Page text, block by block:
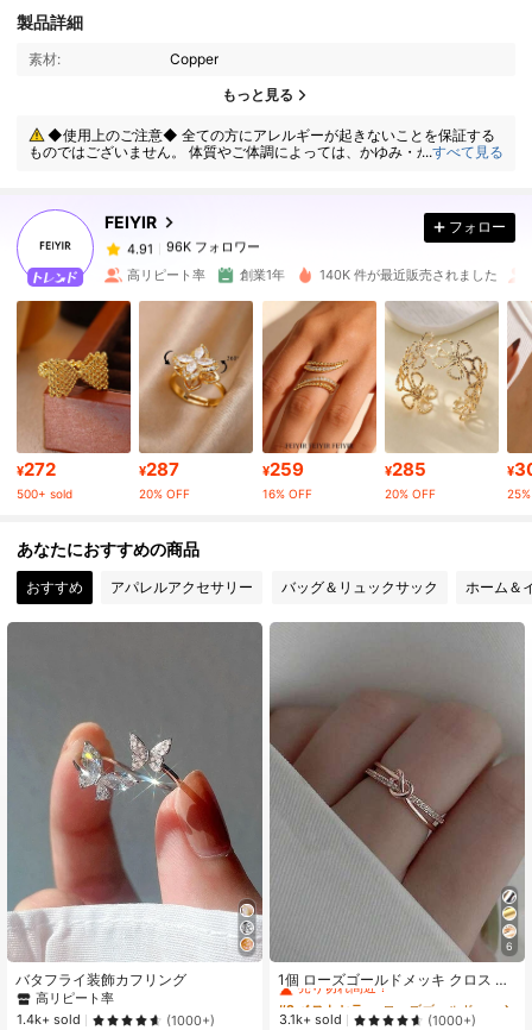
製品詳細
素材: Copper
もっと見る
◆使用上のご注意◆ 全ての方にアレルギーが起きないことを保証する
ものではございません。 体質やご体調によっては、かゆみ・かぶれが生じ
...すべて見る
FEIYIR
4.91 96K フォロワー
4.91
96K フォロワー
m***0は1日前に購入しました
4.91 96K フォロワー
4.91 96K フォロワー
4.91 96K フォロワー
4.91 96K フォロワー
4.91 96K フォロワー
96K フォロワー
フォロー
高リピート率 創業1年 140K 件が最近販売されました
¥272
500+ sold
¥287
20% OFF
¥259
16% OFF
¥285
20% OFF
¥
あなたにおすすめの商品
おすすめ アパレルアクセサリー バッグ＆リュックサック ホーム＆
バタフライ装飾カフリング
高リピート率
1.4k+ sold
(1000+)
6
1個 ローズゴールドメッキ クロス ノ
ット デザイン 立方ジルコニア 銅製
リング 日常着、パーティー、集まり
#2 ベストセラー
売り切れ間近！
#2 ベストセラー
売り切れ間近！
#2 ベストセラー
売り切れ間近！
3.1k+ sold (1000+)